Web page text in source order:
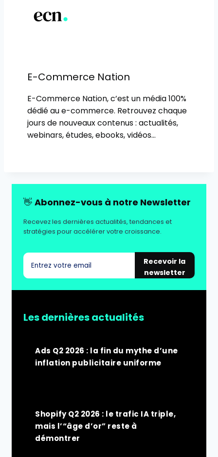
E-Commerce Nation
E-Commerce Nation, c’est un média 100%
dédié au e-commerce. Retrouvez chaque
jours de nouveaux contenus : actualités,
webinars, études, ebooks, vidéos…
👋 Abonnez-vous à notre Newsletter
Recevez les dernières actualités, tendances et
stratégies pour accélérer votre croissance.
Recevoir la
newsletter
Les dernières actualités
Ads Q2 2026 : la fin du mythe d’une
inflation publicitaire uniforme
Shopify Q2 2026 : le trafic IA triple,
mais l’“âge d’or” reste à
démontrer